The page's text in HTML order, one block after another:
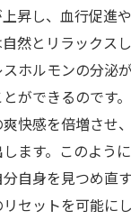
長を促すサウナと
ランスを整えるた
ガで平和な心を見
昇し、血行促進
然とリラックス
ホルモンの分泌
ができるのです
快感を倍増させ
ます。このよう
自身を見つめ直
セットを可能に